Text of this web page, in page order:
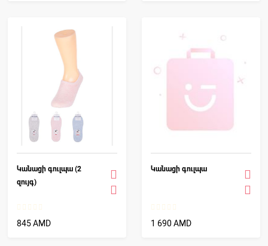
Կանացի գուլպա (2
զույգ)
845 AMD
Կանացի գուլպա
1 690 AMD